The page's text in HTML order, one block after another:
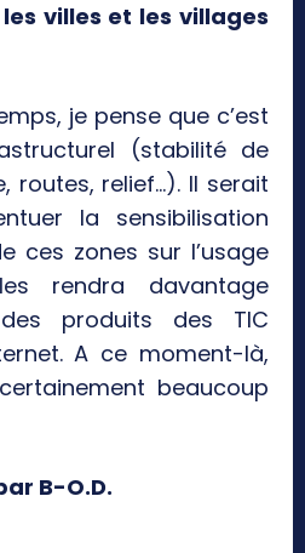
villes et les villages
je pense que c’est
(stabilité de
routes, relief…). Il serait
la sensibilisation
ces zones sur l’usage
rendra davantage
produits des TIC
A ce moment-là,
beaucoup
B-O.D.